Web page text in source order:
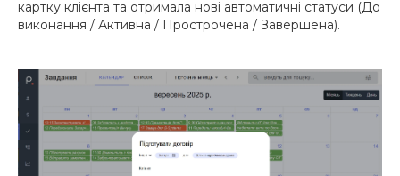
картку клієнта та отримала нові автоматичні статуси (До
виконання / Активна / Прострочена / Завершена).